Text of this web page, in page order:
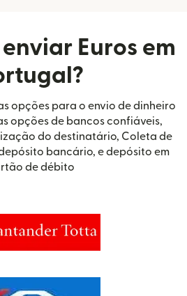
Euros em
opções para o envio de dinheiro
opções de bancos confiáveis,
do destinatário, Coleta de
bancário, e depósito em
de débito